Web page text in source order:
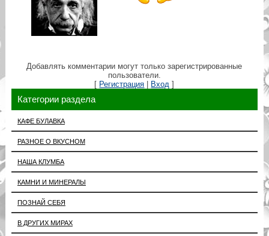
Добавлять комментарии могут только зарегистрированные
пользователи.
[ Регистрация | Вход ]
Категории раздела
КАФЕ БУЛАВКА
РАЗНОЕ О ВКУСНОМ
НАША КЛУМБА
КАМНИ И МИНЕРАЛЫ
ПОЗНАЙ СЕБЯ
В ДРУГИХ МИРАХ